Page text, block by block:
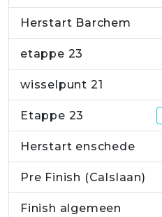
Herstart Barchem
etappe 23
wisselpunt 21
Etappe 23
Herstart enschede
Pre Finish (Calslaan)
Finish algemeen